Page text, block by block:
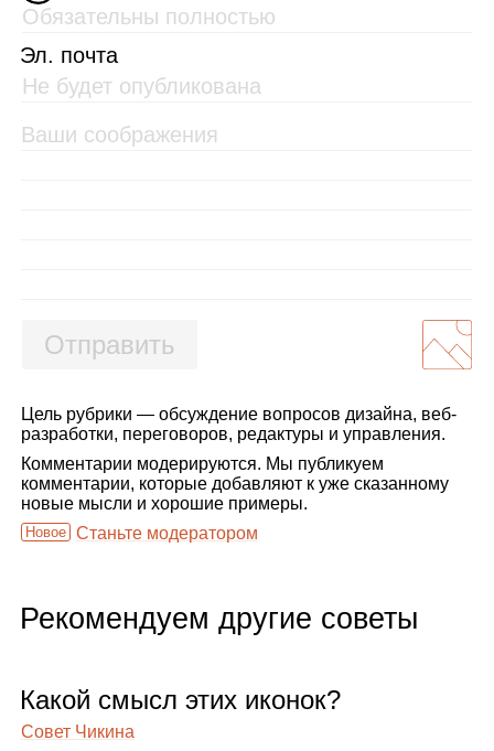
Эл. почта
Отправить
Цель рубрики — обсуждение вопросов дизайна, веб-
разработки, переговоров, редактуры и управления.
Комментарии модерируются. Мы публикуем
комментарии, которые добавляют к уже сказанному
новые мысли и хорошие примеры.
Новое Станьте модератором
Рекомендуем другие советы
Какой смысл этих ико­нок?
Совет Чикина